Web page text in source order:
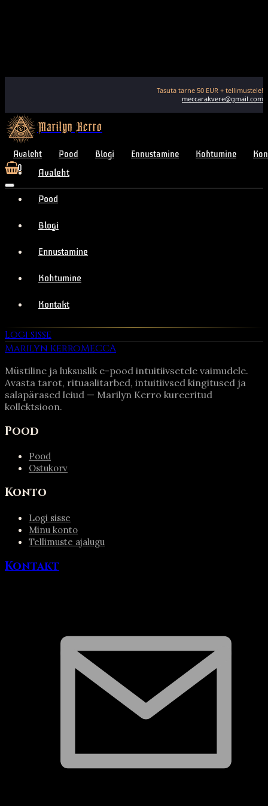
Tasuta tarne 50 EUR + tellimustele!
meccarakvere@gmail.com
Marilyn Kerro
Avaleht Pood Blogi Ennustamine Kohtumine
0 Avaleht
Pood
Blogi
Ennustamine
Kohtumine
Kontakt
Logi sisse
Marilyn KerroMECCA
Müstiline ja luksuslik e-pood intuitiivsetele vaimudele.
Avasta tarot, rituaalitarbed, intuitiivsed kingitused ja
salapärased leiud — Marilyn Kerro kureeritud
kollektsioon.
Pood
Pood
Ostukorv
Konto
Logi sisse
Minu konto
Tellimuste ajalugu
Kontakt